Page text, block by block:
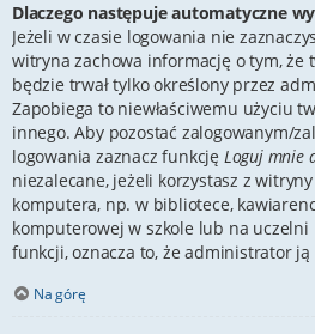
Dlaczego następuje automatyczne
Jeżeli w czasie logowania nie
witryna zachowa informację o tym,
będzie trwał tylko określony przez
Zapobiega to niewłaściwemu użyciu
innego. Aby pozostać zalogowanym/
logowania zaznacz funkcję Loguj mnie
niezalecane, jeżeli korzystasz z
komputera, np. w bibliotece,
komputerowej w szkole lub na uczelni
funkcji, oznacza to, że administrator ją
Na górę